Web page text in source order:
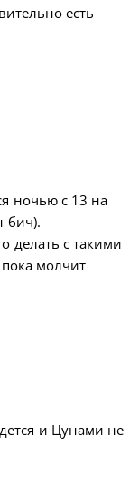
есть
ночью с 13 на
бич).
делать с такими
пока молчит
и Цунами не